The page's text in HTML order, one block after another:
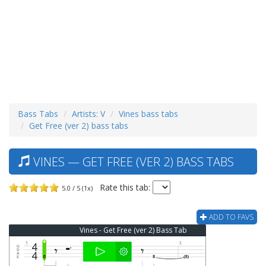
Bass Tabs Artists: V
Vines bass tabs
Get Free (ver 2) bass tabs
VINES — GET FREE (VER 2) BASS TABS
5.0 / 5 (1x) Rate this tab:
ADD TO FAVS
Vines - Get Free (ver 2) Bass Tab